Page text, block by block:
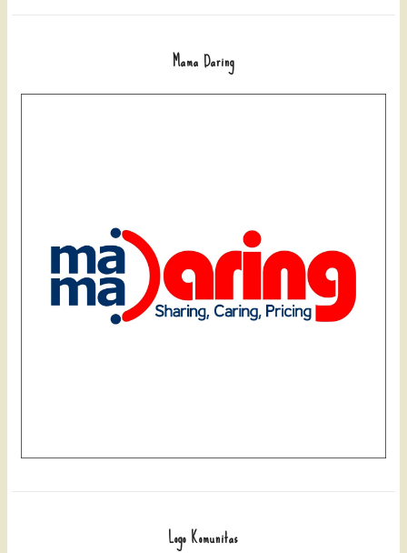
Mama Daring
Logo Komunitas